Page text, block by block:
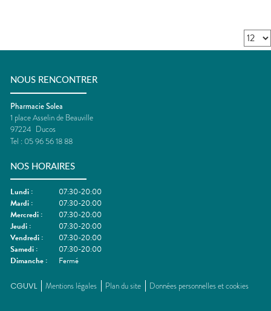
NOUS RENCONTRER
Pharmacie Solea
1 place Asselin de Beauville
97224 Ducos
Tel : 05 96 56 18 88
NOS HORAIRES
Lundi :
07:30-20:00
Mardi :
07:30-20:00
Mercredi :
07:30-20:00
Jeudi :
07:30-20:00
Vendredi :
07:30-20:00
Samedi :
07:30-20:00
Dimanche : Fermé
CGUVL Mentions légales Plan du site Données personnelles et cookies